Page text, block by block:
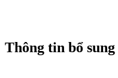
Thông tin bổ sung